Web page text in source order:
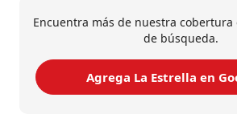
Encuentra más de nuestra cobertura
de búsqueda.
Agrega La Estrella en